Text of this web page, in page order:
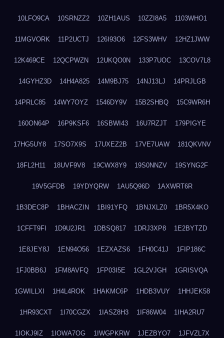
10LFO9CA 10SRNZZ2 10ZH1AUS 10ZZI8A5 1103WHO1
11MGVORK 11P2UCTJ 126I93O6 12FS3WHV 12HZ1JWW
12K469CE 12QCPWZN 12UKQO0N 133P7UOC 13COV7L8
14GYHZ3D 14H4A825 14M9BJ75 14NJ13LJ 14PRJLGB
14PRLC85 14WY7OYZ 1546DY9V 15B2SHBQ 15C9WR6H
160ON64P 16P9KSF6 16SBWI43 16U7RZJT 179PIGYE
17HG5UY8 17SO7X9S 17UXEZ2B 17VE7UAW 181QKVNV
18FL2H11 18UVF9V8 19CWX8Y9 19S0NNZV 19SYNG2F
19V5GFDB 19YDYQRW 1AU5Q96D 1AXWRT6R
1B3DEC8P 1BHACZIN 1BI91YFQ 1BNJXLZ0 1BR5X4KO
1CFFT9FI 1D9U2JR1 1DBSQ817 1DRJ3XP8 1E2BYTZD
1E8JEY8J 1EN94O56 1EZXAZS6 1FH0C41J 1FIP186C
1FJ0BB6J 1FM8AVFQ 1FP03I5E 1GL2VJGH 1GRISVQA
1GWILLXI 1H4L4ROK 1HAKMC6P 1HDB3VUY 1HHJEK58
1HR93CXT 1I70CGZX 1IASZ8H3 1IF86W04 1IHA2RU7
1IOKJ9IZ 1IOWA7OG 1IWGPKRW 1JEZBYO7 1JFVZL7X